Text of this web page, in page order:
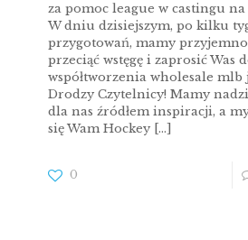
za pomoc league w castingu
W dniu dzisiejszym, po kilku
przygotowań, mamy
przeciąć wstęgę i zaprosić Was
współtworzenia wholesale mlb
Drodzy Czytelnicy! Mamy
dla nas źródłem inspiracji, a
się Wam Hockey […]
0